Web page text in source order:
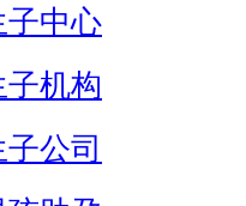
子中心
机构
公司